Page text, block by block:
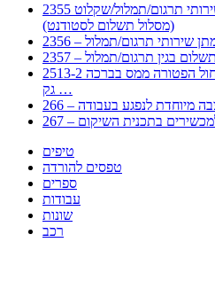
2355 דרישה לתשלום עבור מתן שירותי תרגום/תמלול/שקלוט
(מסלול תשלום לסטודנט)
מתן שירותי תרגום/תמלול
תשלום בגין תרגום/תמלול
2513-2 טופס חדש הצהרה על העברה לחול הפטורה ממס בברכה
גק …
מיוחדת לנפגע בעבודה
למכשירים בתכנית השיקום
טיפים
טפסים להורדה
ספרים
עבודות
שונות
רכב